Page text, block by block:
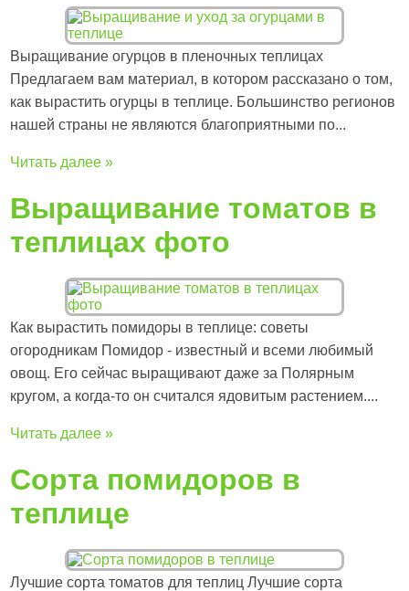
Выращивание огурцов в пленочных теплицах
Предлагаем вам материал, в котором рассказано о том,
как вырастить огурцы в теплице. Большинство регионов
нашей страны не являются благоприятными по...
Читать далее »
Выращивание томатов в
теплицах фото
Как вырастить помидоры в теплице: советы
огородникам Помидор - известный и всеми любимый
овощ. Его сейчас выращивают даже за Полярным
кругом, а когда-то он считался ядовитым растением....
Читать далее »
Сорта помидоров в
теплице
Лучшие сорта томатов для теплиц Лучшие сорта